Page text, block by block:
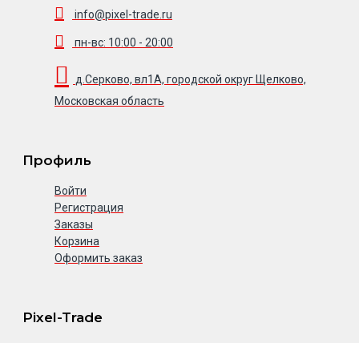
info@pixel-trade.ru
пн-вс: 10:00 - 20:00
д.Серково, вл1А, городской округ Щелково,
Московская область
Профиль
Войти
Регистрация
Заказы
Корзина
Оформить заказ
Pixel-Trade